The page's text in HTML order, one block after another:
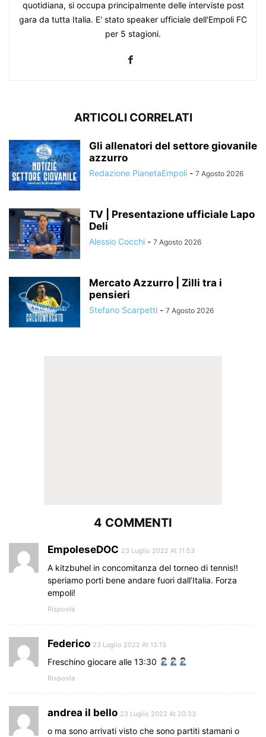
quotidiana, si occupa principalmente delle interviste post
gara da tutta Italia. E' stato speaker ufficiale dell'Empoli FC
per 5 stagioni.
ARTICOLI CORRELATI
Gli allenatori del settore giovanile
azzurro
Redazione PianetaEmpoli - 7 Agosto 2026
TV | Presentazione ufficiale Lapo
Deli
Alessio Cocchi - 7 Agosto 2026
Mercato Azzurro | Zilli tra i
pensieri
Stefano Scarpetti - 7 Agosto 2026
4 COMMENTI
EmpoleseDOC 23 Luglio 2022 At 11:53
A kitzbuhel in concomitanza del torneo di tennis!!
speriamo porti bene andare fuori dall’Italia. Forza
empoli!
Risposta
Federico 23 Luglio 2022 At 13:13
Freschino giocare alle 13:30
Risposta
andrea il bello 23 Luglio 2022 At 20:33
o ma sono arrivati visto che sono partiti stamani o